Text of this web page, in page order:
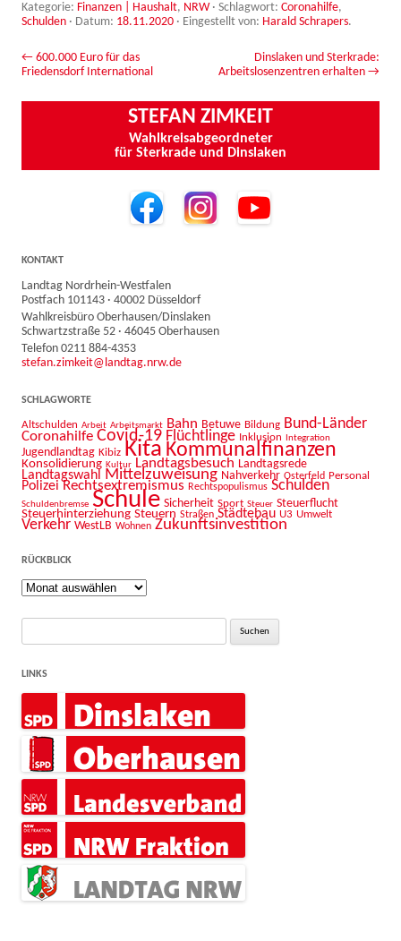
Kategorie: Finanzen | Haushalt, NRW· Schlagwort: Coronahilfe,
Schulden · Datum: 18.11.2020 · Eingestellt von: Harald Schrapers.
Beitrags-Navigation
← 600.000 Euro für das
Friedensdorf International
Dinslaken und Sterkrade:
Arbeitslosenzentren erhalten →
STEFAN ZIMKEIT
Wahlkreisabgeordneter
für Sterkrade und Dinslaken
KONTAKT
Landtag Nordrhein-Westfalen
Postfach 101143 · 40002 Düsseldorf
Wahlkreisbüro Oberhausen/Dinslaken
Schwartzstraße 52 · 46045 Oberhausen
Telefon 0211 884-4353
stefan.zimkeit@landtag.nrw.de
SCHLAGWORTE
Altschulden Arbeit Arbeitsmarkt Bahn Betuwe Bildung Bund-Länder
Coronahilfe Covid-19 Flüchtlinge Inklusion Integration
Jugendlandtag Kibiz Kita Kommunalfinanzen
Konsolidierung Kultur Landtagsbesuch Landtagsrede
Landtagswahl Mittelzuweisung Nahverkehr Osterfeld Personal
Polizei Rechtsextremismus Rechtspopulismus Schulden
Schuldenbremse Schule Sicherheit Sport Steuer Steuerflucht
Steuerhinterziehung Steuern Straßen Städtebau U3 Umwelt
Verkehr WestLB Wohnen Zukunftsinvestition
RÜCKBLICK
Rückblick
Suche
LINKS